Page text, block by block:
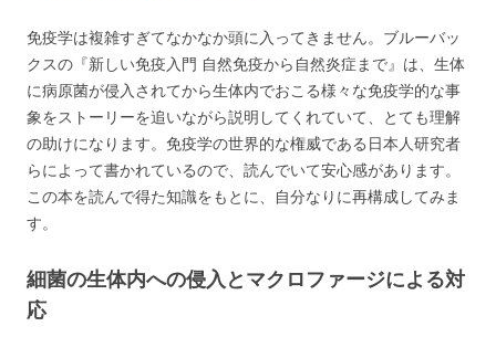
免疫学は複雑すぎてなかなか頭に入ってきません。ブルーバッ
クスの『新しい免疫入門 自然免疫から自然炎症まで』は、生体
に病原菌が侵入されてから生体内でおこる様々な免疫学的な事
象をストーリーを追いながら説明してくれていて、とても理解
の助けになります。免疫学の世界的な権威である日本人研究者
らによって書かれているので、読んでいて安心感があります。
この本を読んで得た知識をもとに、自分なりに再構成してみま
す。
細菌の生体内への侵入とマクロファージによる対
応